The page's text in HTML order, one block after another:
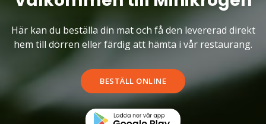
Här kan du beställa din mat och få den levererad direkt
hem till dörren eller färdig att hämta i vår restaurang.
BESTÄLL ONLINE